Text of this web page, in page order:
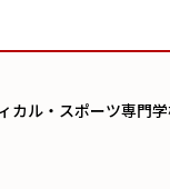
カル・スポーツ専門